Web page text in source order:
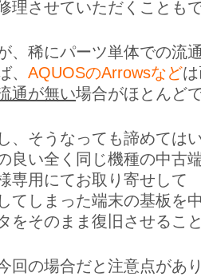
理させていただくことも
、稀にパーツ単体での流
、 AQUOSのArrowsなど
通が無い場合がほとんどで
、そうなっても諦めては
良い全く同じ機種の中古
専用にてお取り寄せして
てしまった端末の基板を
をそのまま復旧させるこ
回の場合だと注意点があり